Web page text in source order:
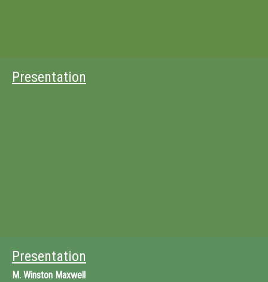
Presentation
Presentation
M. Winston Maxwell